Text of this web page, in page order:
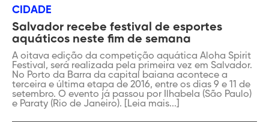
semana
CIDADE
Salvador recebe festival de esportes
aquáticos neste fim de semana
A oitava edição da competição aquática Aloha Spirit
Festival, será realizada pela primeira vez em Salvador.
No Porto da Barra da capital baiana acontece a
terceira e última etapa de 2016, entre os dias 9 e 11 de
setembro. O evento já passou por Ilhabela (São Paulo)
e Paraty (Rio de Janeiro). [Leia mais...]